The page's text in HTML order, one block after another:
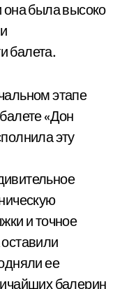
она была высоко
балета.
этапе
«Дон
эту
и точное
ее
балерин